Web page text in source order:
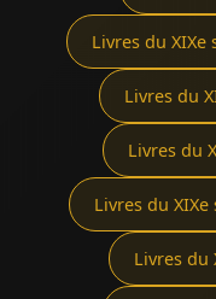
Livres du XIXe
Livres du
Livres du
Livres du
Livres du